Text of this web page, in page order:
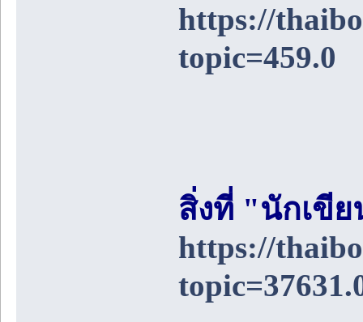
https://
topic=459.0
สิ่งที่ "นักเขี
https://